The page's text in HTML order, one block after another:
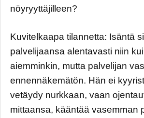
nöyryyttäjilleen?
Kuvitelkaapa tilannetta: Isäntä
palvelijaansa alentavasti niin
aiemminkin, mutta palvelijan
ennennäkemätön. Hän ei
vetäydy nurkkaan, vaan
mittaansa, kääntää vasemman